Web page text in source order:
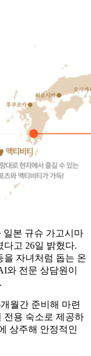
일본 규슈 가고시마
고 26일 밝혔다.
을 자녀처럼 돕는 온
와 전문 상담원이
월간 준비해 마련
전용 숙소로 제공하
상주해 안정적인